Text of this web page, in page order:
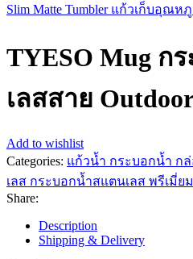
Slim Matte Tumbler แก้วเก็บอุณ
TYESO Mug ก
เลสสาย
Add to wishlist
Categories: แก้วน้ำ กระบอกน้ำ กล่
เลส กระบอกน้ำสแตนเลส พรีเมี่ยม
Share:
Description
Shipping & Delivery